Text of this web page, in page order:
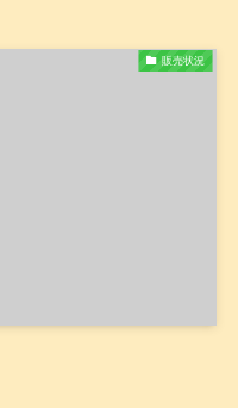
販売状況